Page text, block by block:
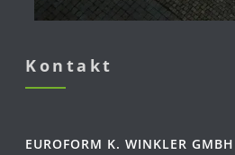
Kontakt
EUROFORM K. WINKLER GMBH